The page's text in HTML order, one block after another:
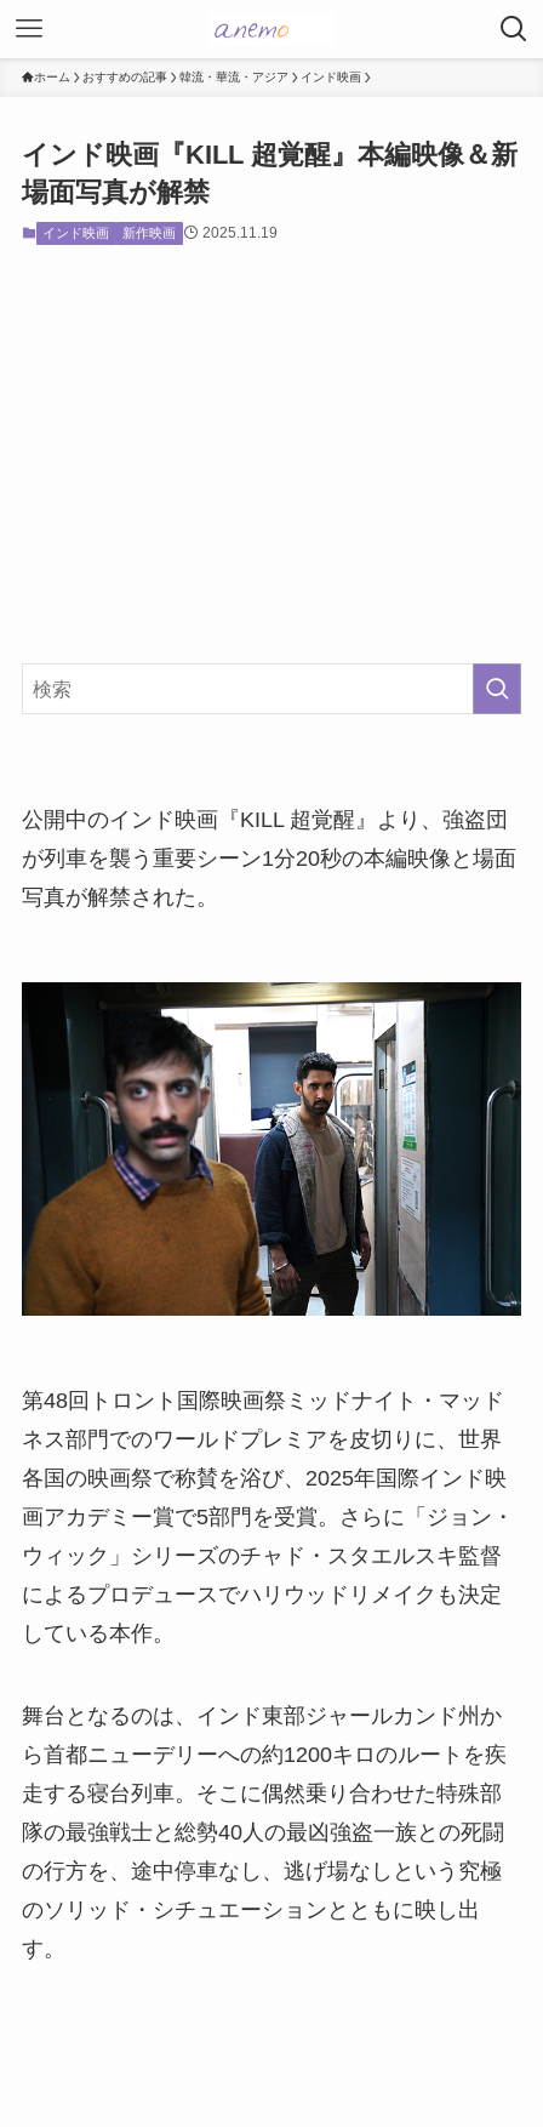
ホーム おすすめの記事 韓流・華流・アジア インド映画
インド映画『KILL 超覚醒』本編映像＆新
場面写真が解禁
インド映画 新作映画 2025.11.19
公開中のインド映画『KILL 超覚醒』より、強盗団
が列車を襲う重要シーン1分20秒の本編映像と場面
写真が解禁された。
第48回トロント国際映画祭ミッドナイト・マッド
ネス部門でのワールドプレミアを皮切りに、世界
各国の映画祭で称賛を浴び、2025年国際インド映
画アカデミー賞で5部門を受賞。さらに「ジョン・
ウィック」シリーズのチャド・スタエルスキ監督
によるプロデュースでハリウッドリメイクも決定
している本作。
舞台となるのは、インド東部ジャールカンド州か
ら首都ニューデリーへの約1200キロのルートを疾
走する寝台列車。そこに偶然乗り合わせた特殊部
隊の最強戦士と総勢40人の最凶強盗一族との死闘
の行方を、途中停車なし、逃げ場なしという究極
のソリッド・シチュエーションとともに映し出
す。